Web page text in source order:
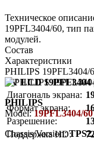
Техническое
19PFL3404/60, тип
модулей.
Состав
Характеристики
PHILIPS 19PFL3404/
TV LCD 19PFL3404
Диагональ экрана:
Формат экрана:
Разрешение:
Поддержка HD:
PHILIPS
Model:19PFL3404/60
Chassis/Version: